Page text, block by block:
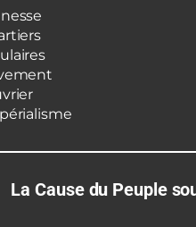
La Cause du Peuple